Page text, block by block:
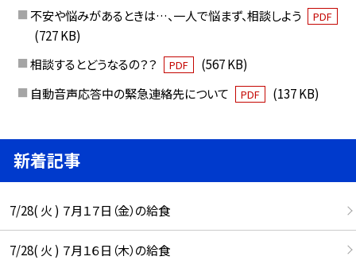
不安や悩みがあるときは…、一人で悩まず、相談しよう
PDF
(727 KB)
相談するとどうなるの？？
PDF
(567 KB)
自動音声応答中の緊急連絡先について
PDF (137 KB)
新着記事
7/28( 火 ) ７月１７日（金）の給食
7/28( 火 ) ７月１６日（木）の給食